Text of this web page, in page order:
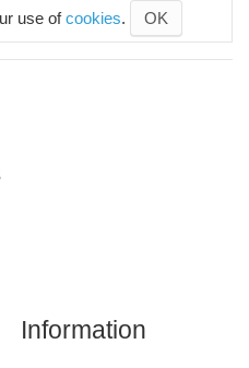
use ofcookies. OK
Information